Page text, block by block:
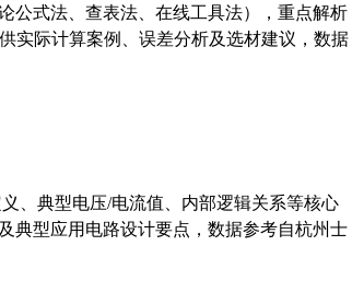
公式法、查表法、在线工具法），重点解析
实际计算案例、误差分析及选材建议，数据
、典型电压/电流值、内部逻辑关系等核心
典型应用电路设计要点，数据参考自杭州士